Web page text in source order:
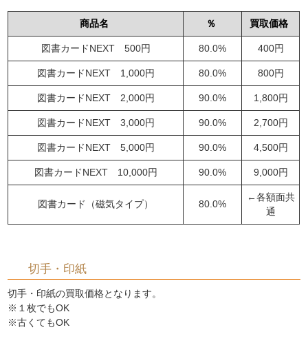
商品名 ％ 買取価格
図書カードNEXT 500円 80.0% 400円
図書カードNEXT 1,000円 80.0% 800円
図書カードNEXT 2,000円 90.0% 1,800円
図書カードNEXT 3,000円 90.0% 2,700円
図書カードNEXT 5,000円 90.0% 4,500円
図書カードNEXT 10,000円 90.0% 9,000円
図書カード（磁気タイプ） 80.0%
←各額面共
通
切手・印紙
切手・印紙の買取価格となります。
※１枚でもOK
※古くてもOK